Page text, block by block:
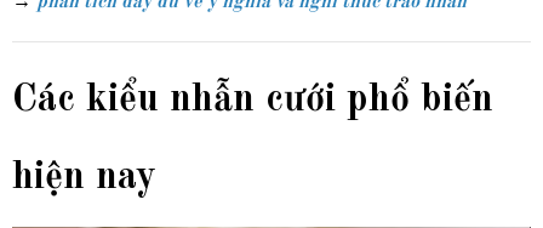
Các kiểu nhẫn cưới phổ biến
hiện nay